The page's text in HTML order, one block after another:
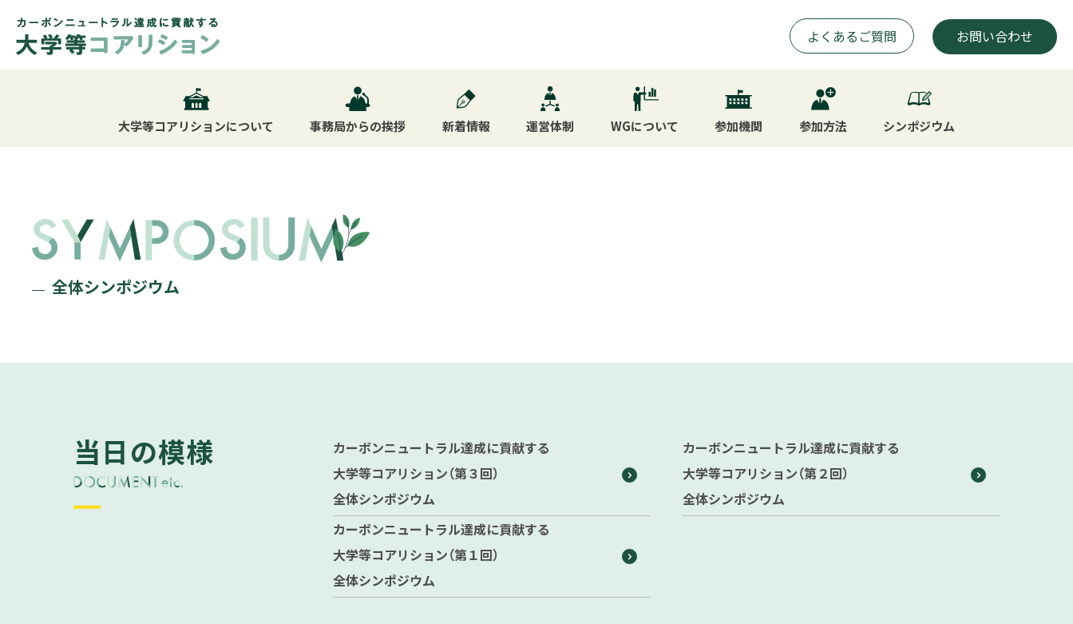
よくあるご質問 お問い合わせ
大学等コアリションについて 事務局からの挨拶 新着情報 運営体制 WGについて 参加機関 参加方法 シンポジウム
全体シンポジウム
当日の模様
カーボンニュートラル達成に貢献する
大学等コアリション（第３回）
全体シンポジウム
カーボンニュートラル達成に貢献する
大学等コアリション（第２回）
全体シンポジウム
カーボンニュートラル達成に貢献する
大学等コアリション（第１回）
全体シンポジウム